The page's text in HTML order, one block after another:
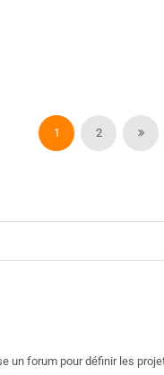
1 2
un forum pour définir les